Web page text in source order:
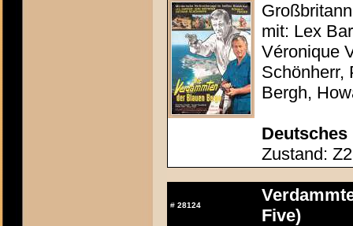
mit: Lex
Véronique
Schönherr,
Bergh,
Deutsches
Zustand:
# 28124
Five)